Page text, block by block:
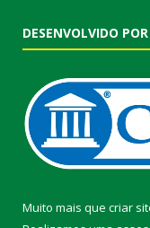
DESENVOLVIDO
Muito mais que criar